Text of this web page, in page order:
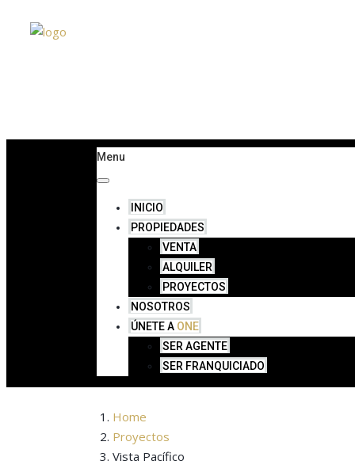
Menu
INICIO
PROPIEDADES
VENTA
ALQUILER
PROYECTOS
NOSOTROS
ÚNETE A ONE
SER AGENTE
SER FRANQUICIADO
Home
Proyectos
Vista Pacífico